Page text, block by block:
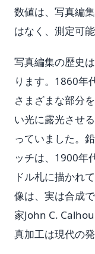
数値は、写真編
はなく、測定可
写真編集の歴史
ります。1860年
さまざまな部分
い光に露光させ
っていました。
ッチは、1900年
ドル札に描かれ
像は、実は合成
家John C.
真加工は現代の